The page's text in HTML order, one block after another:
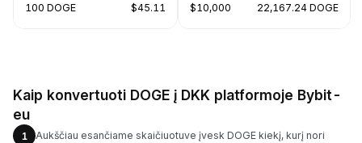
100 DOGE $45.11 $10,000 22,167.24 DOGE
Kaip konvertuoti DOGE į DKK platformoje Bybit-
eu
1
Aukščiau esančiame skaičiuotuve įvesk DOGE kiekį, kurį nori